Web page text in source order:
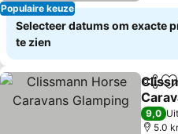
Populaire keuze
Selecteer datums om exacte
te zien
Delen
9,0
5.0